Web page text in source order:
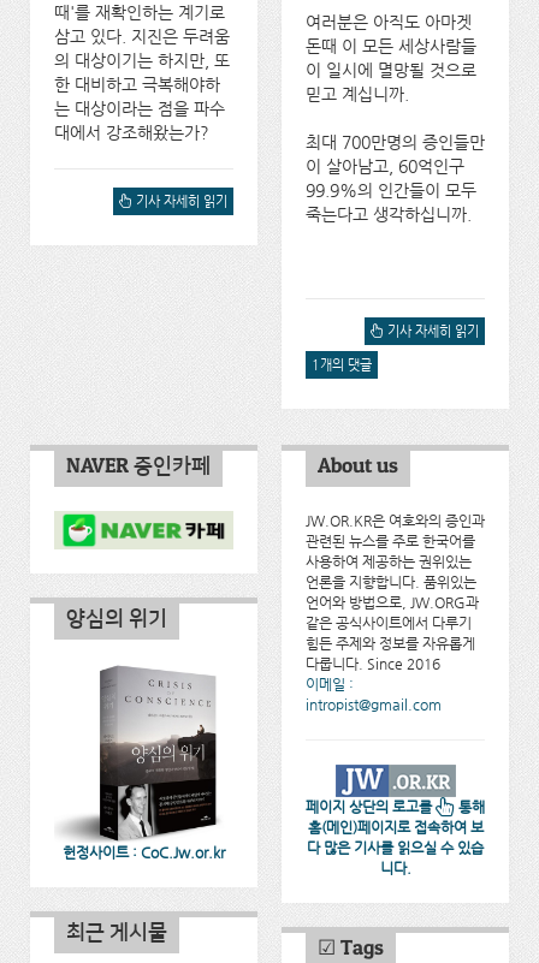
때'를 재확인하는 계기로
삼고 있다. 지진은 두려움
의 대상이기는 하지만, 또
한 대비하고 극복해야하
는 대상이라는 점을 파수
대에서 강조해왔는가?
지진이 아마겟돈에 대한 두
려움(기쁨)을 높이는가?에
기사 자세히 읽기
여러분은 아직도 아마겟
돈때 이 모든 세상사람들
이 일시에 멸망될 것으로
믿고 계십니까.
최대 700만명의 증인들만
이 살아남고, 60억인구
99.9%의 인간들이 모두
죽는다고 생각하십니까.
그대 멸망을 말하는가?에 대
해서
기사 자세히 읽기
1개의 댓글
NAVER 증인카페 About us
JW.OR.KR은 여호와의 증인과
관련된 뉴스를 주로 한국어를
사용하여 제공하는 권위있는
언론을 지향합니다. 품위있는
언어와 방법으로, JW.ORG과
같은 공식사이트에서 다루기
힘든 주제와 정보를 자유롭게
다룹니다. Since 2016
이메일 :
intropist@gmail.com
페이지 상단의 로고를
통해
홈(메인)페이지로 접속하여 보
다 많은 기사를 읽으실 수 있습
니다.
양심의 위기
헌정사이트 : CoC.Jw.or.kr
최근 게시물
☑ Tags